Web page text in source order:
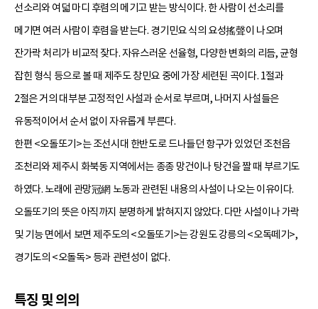
선소리와 여덟 마디 후렴의 메기고 받는 방식이다. 한 사람이 선소리를
메기면 여러 사람이 후렴을 받는다. 경기민요 식의 요성搖聲이 나오며
잔가락 처리가 비교적 잦다. 자유스러운 선율형, 다양한 변화의 리듬, 균형
잡힌 형식 등으로 볼 때 제주도 창민요 중에 가장 세련된 곡이다. 1절과
2절은 거의 대부분 고정적인 사설과 순서로 부르며, 나머지 사설들은
유동적이어서 순서 없이 자유롭게 부른다.
한편 <오돌또기>는 조선시대 한반도로 드나들던 항구가 있었던 조천읍
조천리와 제주시 화북동 지역에서는 종종 망건이나 탕건을 짤 때 부르기도
하였다. 노래에 관망冠網 노동과 관련된 내용의 사설이 나오는 이유이다.
오돌또기의 뜻은 아직까지 분명하게 밝혀지지 않았다. 다만 사설이나 가락
및 기능 면에서 보면 제주도의 <오돌또기>는 강원도 강릉의 <오독떼기>,
경기도의 <오돌독> 등과 관련성이 없다.
특징 및 의의